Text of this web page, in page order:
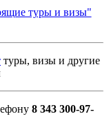
туры и визы"
туры, визы и другие
8 343 300-97-